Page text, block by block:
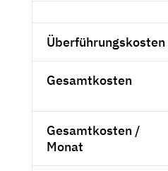
Überführungskosten
Gesamtkosten
Gesamtkosten /
Monat